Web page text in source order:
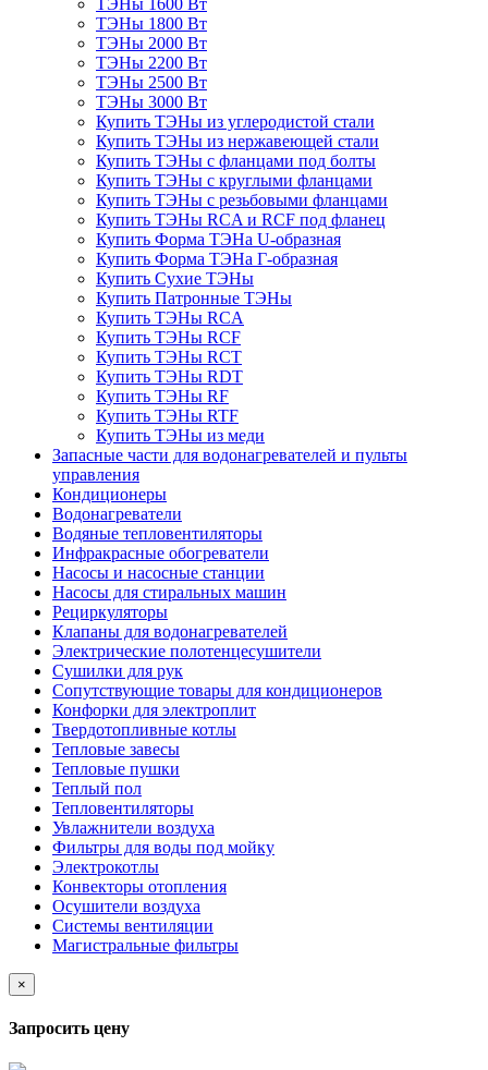
ТЭНы 1600 Вт
ТЭНы 1800 Вт
ТЭНы 2000 Вт
ТЭНы 2200 Вт
ТЭНы 2500 Вт
ТЭНы 3000 Вт
Купить ТЭНы из углеродистой стали
Купить ТЭНы из нержавеющей стали
Купить ТЭНы с фланцами под болты
Купить ТЭНы с круглыми фланцами
Купить ТЭНы с резьбовыми фланцами
Купить ТЭНы RCA и RCF под фланец
Купить Форма ТЭНа U-образная
Купить Форма ТЭНа Г-образная
Купить Сухие ТЭНы
Купить Патронные ТЭНы
Купить ТЭНы RCA
Купить ТЭНы RCF
Купить ТЭНы RCT
Купить ТЭНы RDT
Купить ТЭНы RF
Купить ТЭНы RTF
Купить ТЭНы из меди
Запасные части для водонагревателей и пульты
управления
Кондиционеры
Водонагреватели
Водяные тепловентиляторы
Инфракрасные обогреватели
Насосы и насосные станции
Насосы для стиральных машин
Рециркуляторы
Клапаны для водонагревателей
Электрические полотенцесушители
Сушилки для рук
Сопутствующие товары для кондиционеров
Конфорки для электроплит
Твердотопливные котлы
Тепловые завесы
Тепловые пушки
Теплый пол
Тепловентиляторы
Увлажнители воздуха
Фильтры для воды под мойку
Электрокотлы
Конвекторы отопления
Осушители воздуха
Системы вентиляции
Магистральные фильтры
×
Запросить цену